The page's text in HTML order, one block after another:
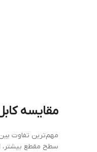
مقایسه‌
مهم‌ترین تفاوت
سطح مقطع بیشتر،